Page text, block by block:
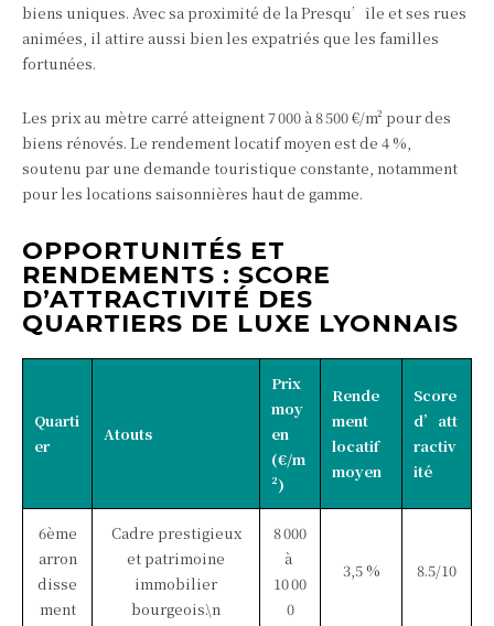
biens uniques. Avec sa proximité de la Presqu’île et ses rues
animées, il attire aussi bien les expatriés que les familles
fortunées.
Les prix au mètre carré atteignent 7 000 à 8 500 €/m² pour des
biens rénovés. Le rendement locatif moyen est de 4 %,
soutenu par une demande touristique constante, notamment
pour les locations saisonnières haut de gamme.
OPPORTUNITÉS ET
RENDEMENTS : SCORE
D’ATTRACTIVITÉ DES
QUARTIERS DE LUXE LYONNAIS
Quarti
er
Atouts
Prix
moy
en
(€/m
²)
Rende
ment
locatif
moyen
Score
d’att
ractiv
ité
6ème
arron
disse
ment
Cadre prestigieux
et patrimoine
immobilier
bourgeois.\n
8 000
à
10 00
0
3,5 % 8.5/10